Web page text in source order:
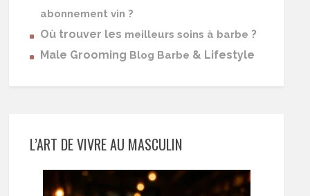
abonnement vin ?
Où trouver les meilleurs soins à barbe ?
Male Grooming Blog Barbe & Lifestyle
L’ART DE VIVRE AU MASCULIN